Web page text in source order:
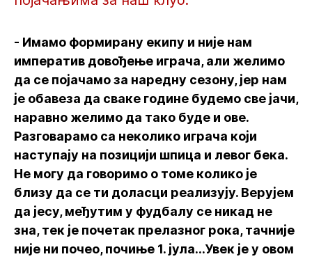
- Имамо формирану екипу и није нам
императив довођење играча, али желимо
да се појачамо за наредну сезону, јер нам
је обавеза да сваке године будемо све јачи,
наравно желимо да тако буде и ове.
Разговарамо са неколико играча који
наступају на позицији шпица и левог бека.
Не могу да говоримо о томе колико је
близу да се ти доласци реализују. Верујем
да јесу, међутим у фудбалу се никад не
зна, тек је почетак прелазног рока, тачније
није ни почео, почиње 1. јула...Увек је у овом